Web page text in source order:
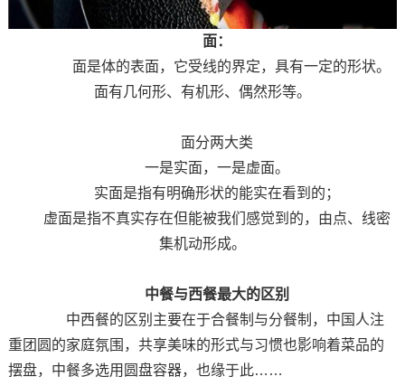
面：
面是体的表面，它受线的界定，具有一定的形状。
面有几何形、有机形、偶然形等。
面分两大类
一是实面，一是虚面。
实面是指有明确形状的能实在看到的；
虚面是指不真实存在但能被我们感觉到的，由点、线密
集机动形成。
中餐与西餐最大的区别
中西餐的区别主要在于合餐制与分餐制，中国人注
重团圆的家庭氛围，共享美味的形式与习惯也影响着菜品的
摆盘，中餐多选用圆盘容器，也缘于此……